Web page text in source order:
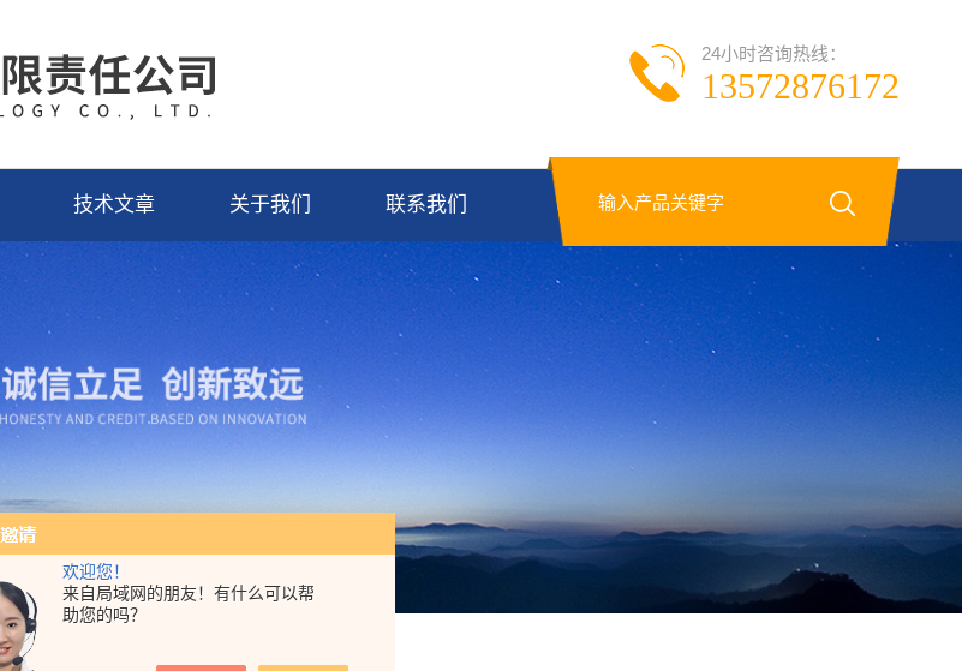
欢迎您！
来自局域网的朋友！有什么可以帮
助您的吗？
24小时咨询热线：
13572876172
技术文章 关于我们 联系我们